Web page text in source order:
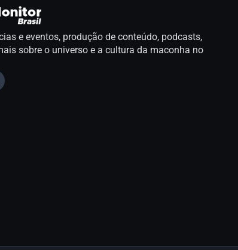
e eventos, produção de conteúdo, podcasts,
sobre o universo e a cultura da maconha no